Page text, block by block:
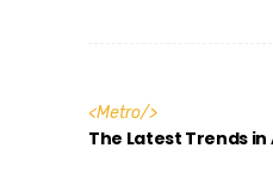
<Metro/>
The Latest Trends in